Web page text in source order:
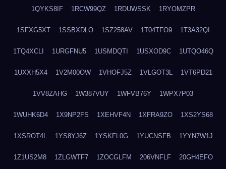
1QYKS8IF 1RCW99QZ 1RDUWSSK 1RYOMZPR
1SFXG5XT 1SSBXDLO 1SZ258AV 1T04TFO9 1T3A32QI
1TQ4XCLI 1URGFNU5 1USMDQTI 1USXOD9C 1UTQO46Q
1UXXH5X4 1V2M00OW 1VHOFJ5Z 1VLGOT3L 1VT6PD21
1VV8ZAHG 1W387VUY 1WFVB76Y 1WPX7P03
1WUHK6D4 1X9NP2FS 1XEHVF4N 1XFRA9ZO 1XS2YS68
1XSROT4L 1YS8YJ6Z 1YSKFL0G 1YUCNSFB 1YYN7W1J
1Z1US2M8 1ZLGWTF7 1ZOCGLFM 206VNFLF 20GH4EFO